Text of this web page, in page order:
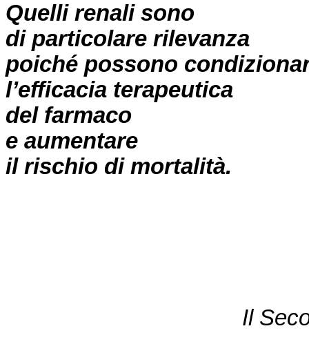
Quelli renali sono
di particolare rilevanza
poiché possono
l’efficacia terapeutica
del farmaco
e aumentare
il rischio di mortalità.
Il